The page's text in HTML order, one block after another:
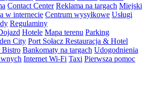
Contact Center Reklama na targach Miejski
w internecie Centrum wysyłkowe Usługi
Regulaminy
Hotele Mapa terenu Parking
City Port Sołacz Restauracja & Hotel
Bistro Bankomaty na targach Udogodnienia
Internet Wi-Fi Taxi Pierwsza pomoc